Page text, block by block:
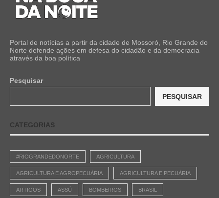
Portal de notícias a partir da cidade de Mossoró, Rio Grande do
Norte defende ações em defesa do cidadão e da democracia
através da boa política
Pesquisar
PESQUISAR
CATEGORIAS
#RIOGRANDEDONORTE AGRICULTURA
AGRICULTURA E AGROPECUÁRIA AGRICULTURA E PECUÁRIA
ARTIGOS ASSÚ BOMBEIROS BRASIL